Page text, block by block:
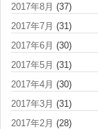
2017年8月 (37)
2017年7月 (31)
2017年6月 (30)
2017年5月 (31)
2017年4月 (30)
2017年3月 (31)
2017年2月 (28)